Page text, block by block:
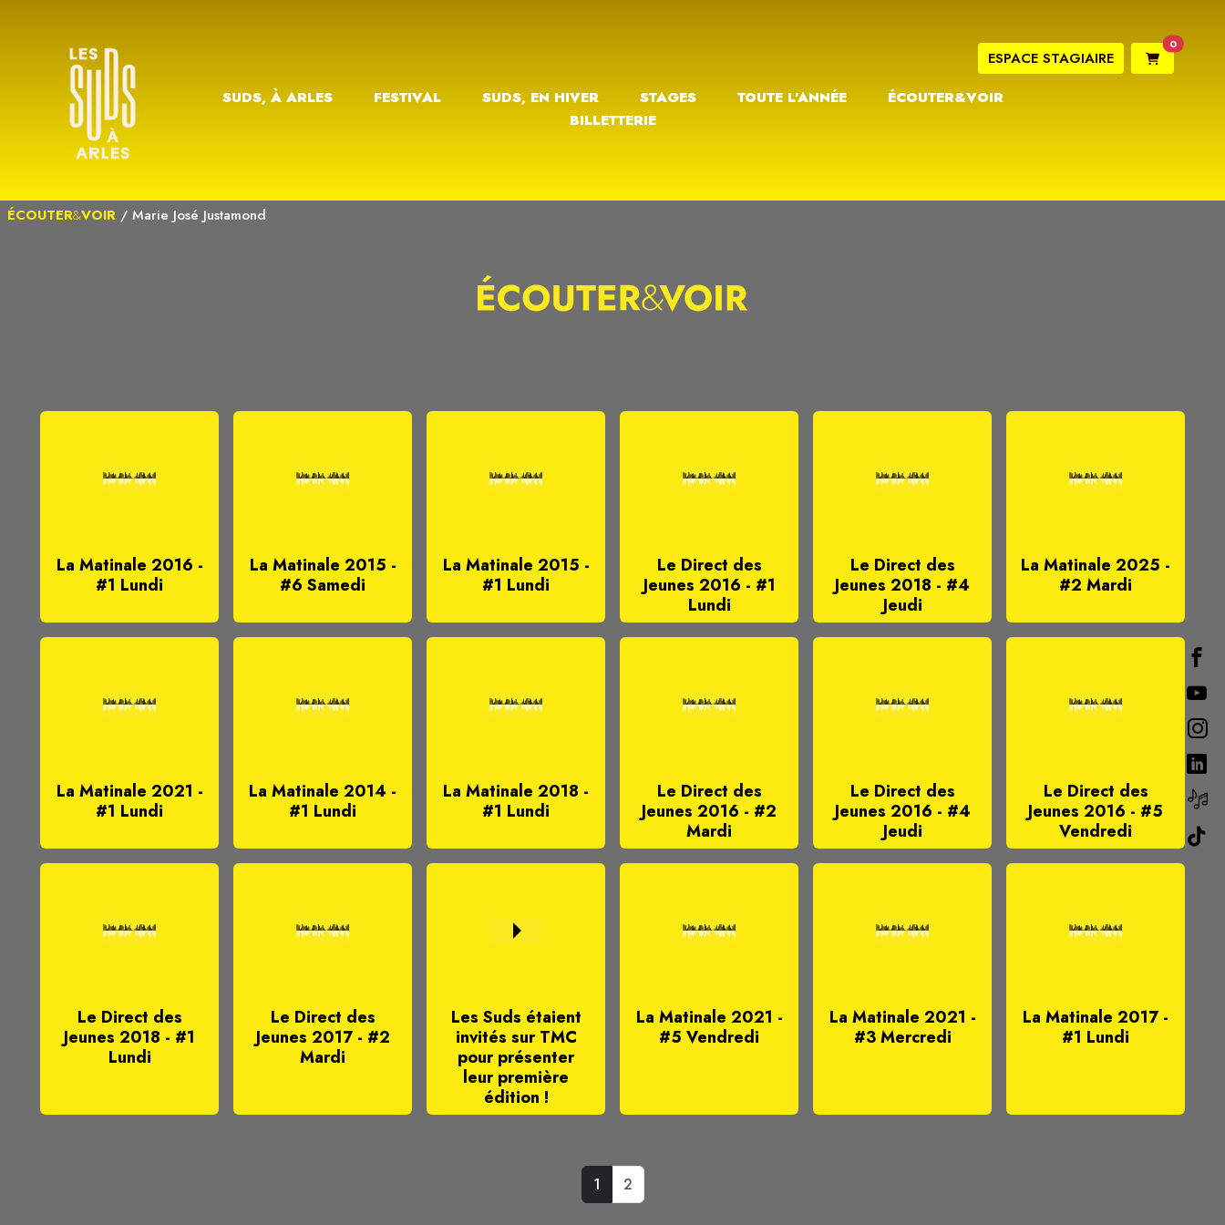
SUDS, À ARLES FESTIVAL SUDS, EN HIVER STAGES TOUTE L’ANNÉE
ÉCOUTER&VOIR
BILLETTERIE
ESPACE STAGIAIRE
0
ÉCOUTER&VOIR / Marie José Justamond
La Matinale 2016 -
#1 Lundi
La Matinale 2015 -
#6 Samedi
La Matinale 2015 -
#1 Lundi
Le Direct des
Jeunes 2016 - #1
Lundi
Le Direct des
Jeunes 2018 - #4
Jeudi
La Matinale 2025 -
#2 Mardi
La Matinale 2021 -
#1 Lundi
La Matinale 2014 -
#1 Lundi
La Matinale 2018 -
#1 Lundi
Le Direct des
Jeunes 2016 - #2
Mardi
Le Direct des
Jeunes 2016 - #4
Jeudi
Le Direct des
Jeunes 2016 - #5
Vendredi
Le Direct des
Jeunes 2018 - #1
Lundi
Le Direct des
Jeunes 2017 - #2
Mardi
Les Suds étaient
invités sur TMC
pour présenter
leur première
édition !
La Matinale 2021 -
#5 Vendredi
La Matinale 2021 -
#3 Mercredi
La Matinale 2017 -
#1 Lundi
1 2